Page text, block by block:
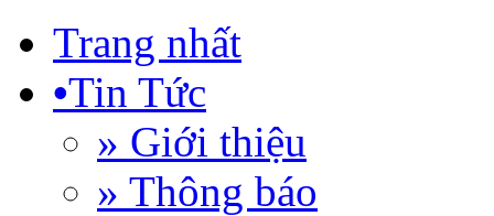
Trang nhất
•Tin Tức
» Giới thiệu
» Thông báo